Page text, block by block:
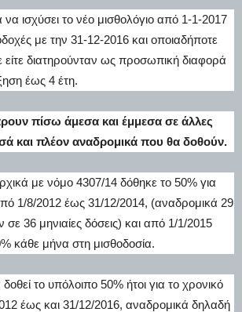
να ισχύσει το νέο μισθολόγιο από 1-1-2017
με την 31-12-2016 και οποιαδήποτε
διατηρούνταν ως προσωπική διαφορά
έως 4 έτη.
πίσω άμεσα και έμμεσα σε άλλες
και πλέον αναδρομικά που θα δοθούν.
με νόμο 4307/14 δόθηκε το 50% για
1/8/2012 έως 31/12/2014, (αναδρομικά 29
36 μηνιαίες δόσεις) και από 1/1/2015
κάθε μήνα στη μισθοδοσία.
το υπόλοιπο 50% ήτοι για το χρονικό
έως και 31/12/2016, αναδρομικά δηλαδή